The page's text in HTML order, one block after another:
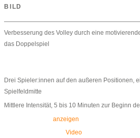
BILD
Verbesserung des Volley durch eine
das Doppelspiel
Drei Spieler:innen auf den außeren Positionen,
Spielfeldmitte
Mittlere Intensität, 5 bis 10 Minuten zur Beginn
anzeigen
Video